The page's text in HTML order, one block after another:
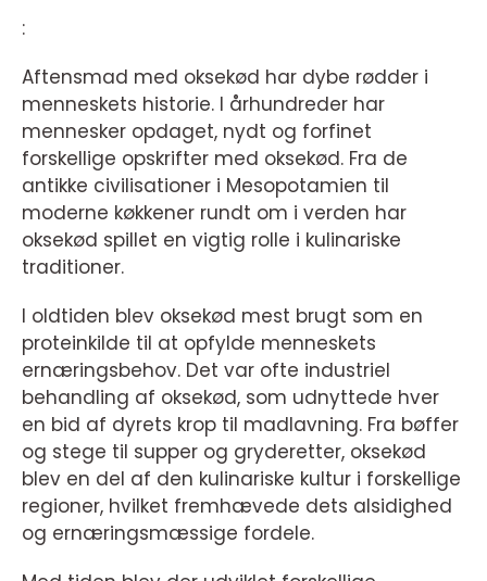
:
Aftensmad med oksekød har dybe rødder i
menneskets historie. I århundreder har
mennesker opdaget, nydt og forfinet
forskellige opskrifter med oksekød. Fra de
antikke civilisationer i Mesopotamien til
moderne køkkener rundt om i verden har
oksekød spillet en vigtig rolle i kulinariske
traditioner.
I oldtiden blev oksekød mest brugt som en
proteinkilde til at opfylde menneskets
ernæringsbehov. Det var ofte industriel
behandling af oksekød, som udnyttede hver
en bid af dyrets krop til madlavning. Fra bøffer
og stege til supper og gryderetter, oksekød
blev en del af den kulinariske kultur i forskellige
regioner, hvilket fremhævede dets alsidighed
og ernæringsmæssige fordele.